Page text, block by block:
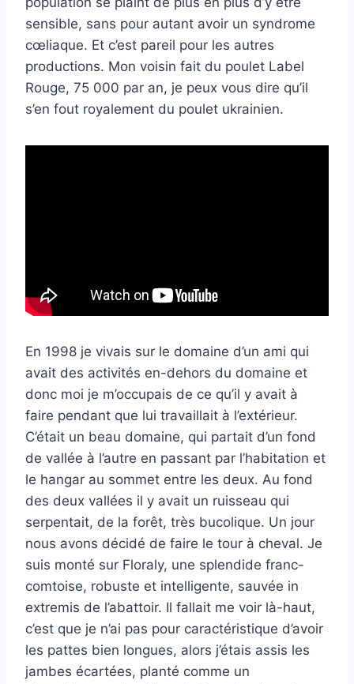
sensible, sans pour autant avoir un syndrome
cœliaque. Et c’est pareil pour les autres
productions. Mon voisin fait du poulet Label
Rouge, 75 000 par an, je peux vous dire qu’il
s’en fout royalement du poulet ukrainien.
En 1998 je vivais sur le domaine d’un ami qui
avait des activités en-dehors du domaine et
donc moi je m’occupais de ce qu’il y avait à
faire pendant que lui travaillait à l’extérieur.
C’était un beau domaine, qui partait d’un fond
de vallée à l’autre en passant par l’habitation et
le hangar au sommet entre les deux. Au fond
des deux vallées il y avait un ruisseau qui
serpentait, de la forêt, très bucolique. Un jour
nous avons décidé de faire le tour à cheval. Je
suis monté sur Floraly, une splendide franc-
comtoise, robuste et intelligente, sauvée in
extremis de l’abattoir. Il fallait me voir là-haut,
c’est que je n’ai pas pour caractéristique d’avoir
les pattes bien longues, alors j’étais assis les
jambes écartées, planté comme un